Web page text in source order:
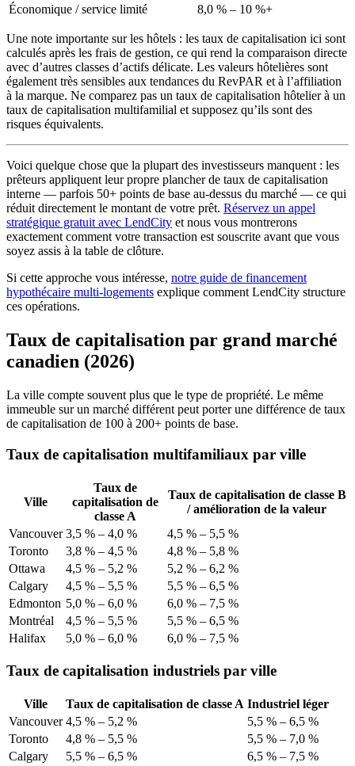
Économique / service limité
8,0 % – 10 %+
Une note importante sur les hôtels : les taux de capitalisation ici sont
calculés après les frais de gestion, ce qui rend la comparaison directe
avec d’autres classes d’actifs délicate. Les valeurs hôtelières sont
également très sensibles aux tendances du RevPAR et à l’affiliation
à la marque. Ne comparez pas un taux de capitalisation hôtelier à un
taux de capitalisation multifamilial et supposez qu’ils sont des
risques équivalents.
Voici quelque chose que la plupart des investisseurs manquent : les
prêteurs appliquent leur propre plancher de taux de capitalisation
interne — parfois 50+ points de base au-dessus du marché — ce qui
réduit directement le montant de votre prêt. Réservez un appel
stratégique gratuit avec LendCity et nous vous montrerons
exactement comment votre transaction est souscrite avant que vous
soyez assis à la table de clôture.
Si cette approche vous intéresse, notre guide de financement
hypothécaire multi-logements explique comment LendCity structure
ces opérations.
Taux de capitalisation par grand marché
canadien (2026)
La ville compte souvent plus que le type de propriété. Le même
immeuble sur un marché différent peut porter une différence de taux
de capitalisation de 100 à 200+ points de base.
Taux de capitalisation multifamiliaux par ville
Ville
Taux de
capitalisation de
classe A
Taux de capitalisation de classe B
/ amélioration de la valeur
Vancouver 3,5 % – 4,0 %
4,5 % – 5,5 %
Toronto
3,8 % – 4,5 %
4,8 % – 5,8 %
Ottawa
4,5 % – 5,2 %
5,2 % – 6,2 %
Calgary
4,5 % – 5,5 %
5,5 % – 6,5 %
Edmonton 5,0 % – 6,0 %
6,0 % – 7,5 %
Montréal
4,5 % – 5,5 %
5,5 % – 6,5 %
Halifax
5,0 % – 6,0 % 6,0 % – 7,5 %
Taux de capitalisation industriels par ville
Ville Taux de capitalisation de classe A Industriel léger
Vancouver 4,5 % – 5,2 %
5,5 % – 6,5 %
Toronto
4,8 % – 5,5 %
5,5 % – 7,0 %
Calgary
5,5 % – 6,5 % 6,5 % – 7,5 %